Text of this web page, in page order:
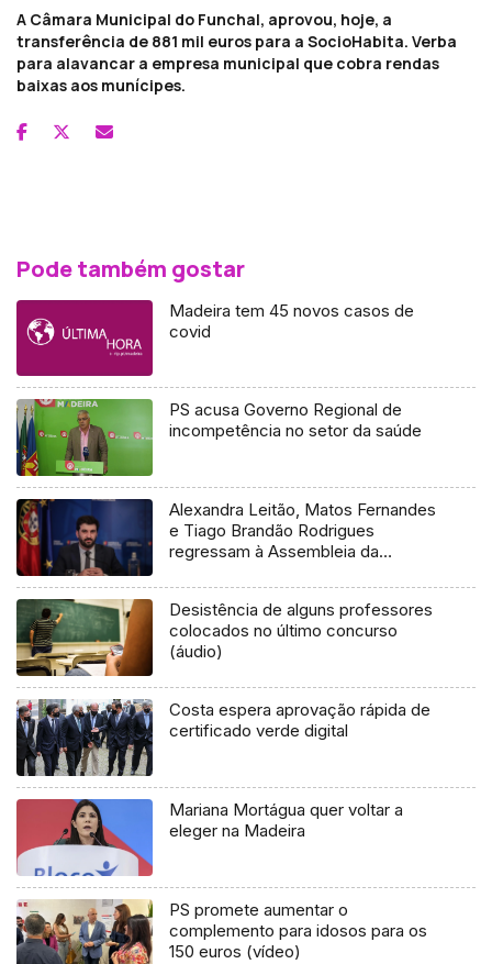
A Câmara Municipal do Funchal, aprovou, hoje, a
transferência de 881 mil euros para a SocioHabita. Verba
para alavancar a empresa municipal que cobra rendas
baixas aos munícipes.
Pode também gostar
Madeira tem 45 novos casos de
covid
PS acusa Governo Regional de
incompetência no setor da saúde
Alexandra Leitão, Matos Fernandes
e Tiago Brandão Rodrigues
regressam à Assembleia da
Desistência de alguns professores
colocados no último concurso
(áudio)
Costa espera aprovação rápida de
certificado verde digital
Mariana Mortágua quer voltar a
eleger na Madeira
PS promete aumentar o
complemento para idosos para os
150 euros (vídeo)